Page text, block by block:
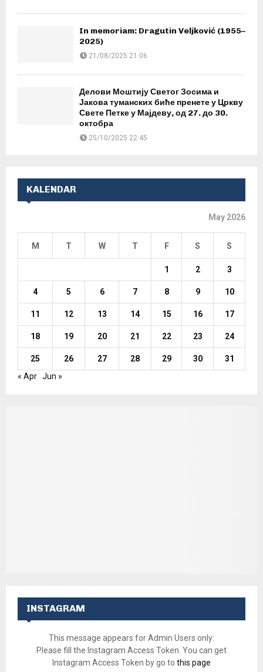
In memoriam: Dragutin Veljković (1955–
2025)
21/08/2025 21:06
Делови Моштију Светог Зосима и
Јакова туманских биће пренете у Цркву
Свете Петке у Мајдеву, од 27. до 30.
октобра
25/10/2025 22:45
KALENDAR
May 2026
M T W T F S S
1 2 3
4 5 6 7 8 9 10
11 12 13 14 15 16 17
18 19 20 21 22 23 24
25 26 27 28 29 30
31
« Apr Jun »
INSTAGRAM
This message appears for Admin Users only:
Please fill the Instagram Access Token. You can get
Instagram Access Token by go to this page